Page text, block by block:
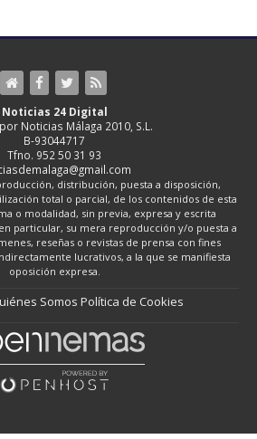
Noticias 24 Digital
Noticias Málaga 2010, S.L.
B-93044717
Tfno. 952 50 31 93
distribución, puesta a disposición,
total o parcial, de los contenidos de esta
o modalidad, sin previa, expresa y escrita
particular, su mera reproducción y/o puesta a
reseñas o revistas de prensa con fines
lucrativos, a la que se manifiesta
oposición expresa.
Somos Política de Cookies